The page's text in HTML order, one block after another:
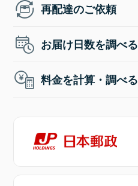
再配達のご依頼
お届け日数を調べる
料金を計算・調べる